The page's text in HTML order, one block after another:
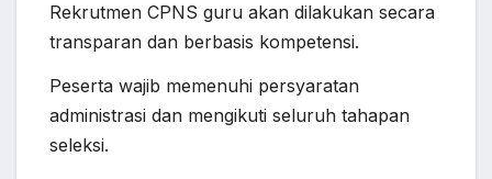
Rekrutmen CPNS guru akan dilakukan secara
transparan dan berbasis kompetensi.
Peserta wajib memenuhi persyaratan
administrasi dan mengikuti seluruh tahapan
seleksi.